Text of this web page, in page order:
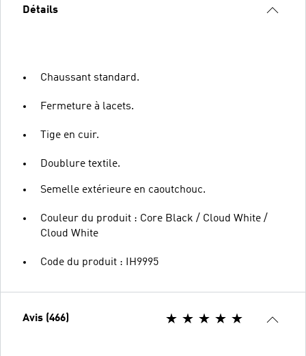
Détails
Chaussant standard.
Fermeture à lacets.
Tige en cuir.
Doublure textile.
Semelle extérieure en caoutchouc.
Couleur du produit : Core Black / Cloud White /
Cloud White
Code du produit : IH9995
Avis (466)